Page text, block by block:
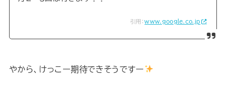
引用：www.google.co.jp
やから、けっこー期待できそうですー